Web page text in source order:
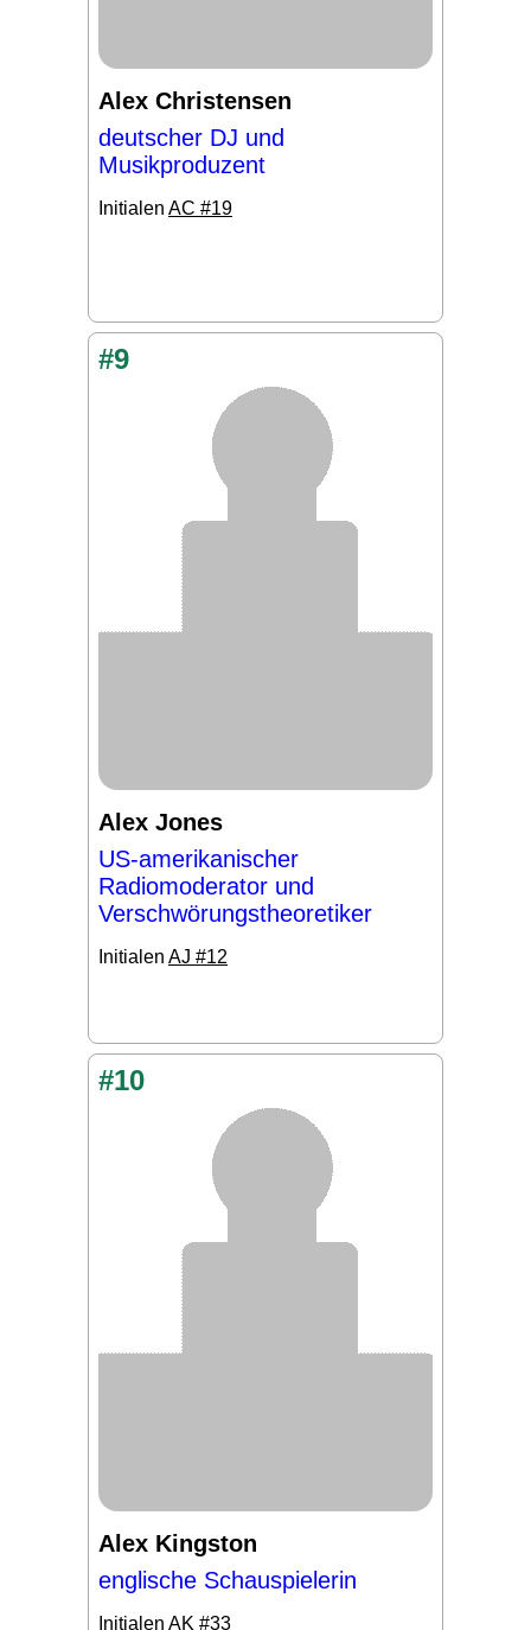
Alex Christensen
deutscher DJ und
Musikproduzent
Initialen AC #19
#9
Alex Jones
US-amerikanischer
Radiomoderator und
Verschwörungstheoretiker
Initialen AJ #12
#10
Alex Kingston
englische Schauspielerin
Initialen AK #33